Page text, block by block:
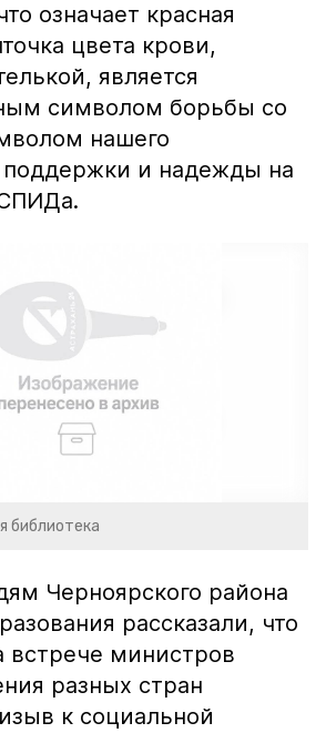
означает красная
цвета крови,
является
символом борьбы со
нашего
поддержки и надежды на
библиотека
Черноярского района
рассказали, что
встрече министров
разных стран
к социальной